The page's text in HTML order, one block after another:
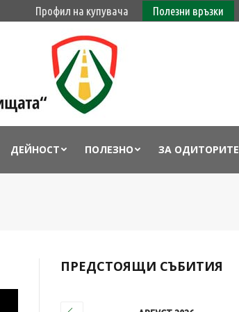
Профил на купувача Полезни връзки
ДЕЙНОСТ ПОЛЕЗНО ЗА ОДИТОРИТЕ
ПРЕДСТОЯЩИ СЪБИТИЯ